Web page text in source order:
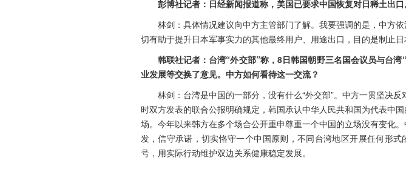
彭博社记者：日经新闻报道称，美国已要求中国恢复对日稀土出
林剑：具体情况建议向中方主管部门了解。我要强调的是，中方
切有助于提升日本军事实力的其他最终用户、用途出口，目的是制止日
韩联社记者：台湾“外交部”称，8日韩国朝野三名国会议员与台
业发展等交换了意见。中方如何看待这一交流？
林剑：台湾是中国的一部分，没有什么“外交部”。中方一贯坚决
时双方发表的联合公报明确规定，韩国承认中华人民共和国为代表中
场。今年以来韩方在多个场合公开重申尊重一个中国的立场没有变化
发，信守承诺，切实恪守一个中国原则，不同台湾地区开展任何形
号，用实际行动维护双边关系健康稳定发展。